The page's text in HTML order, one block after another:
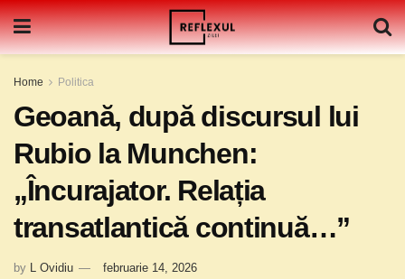
Home Politica
Geoană, după discursul lui
Rubio la Munchen:
„Încurajator. Relația
transatlantică continuă…”
by L Ovidiu februarie 14, 2026